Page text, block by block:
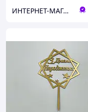
ИНТЕРНЕТ-МАГАЗИН "EVENT DECOR"